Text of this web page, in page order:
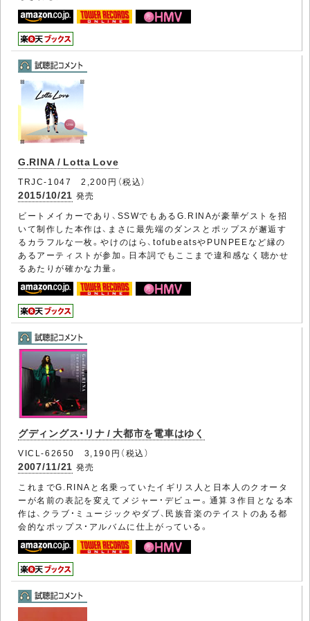
G.RINA / Lotta Love
TRJC-1047 2,200円（税込）
2015/10/21 発売
ビートメイカーであり、SSWでもあるG.RINAが豪華ゲストを招
いて制作した本作は、まさに最先端のダンスとポップスが邂逅す
るカラフルな一枚。やけのはら、tofubeatsやPUNPEEなど縁の
あるアーティストが参加。日本詞でもここまで違和感なく聴かせ
るあたりが確かな力量。
グディングス・リナ / 大都市を電車はゆく
VICL-62650 3,190円（税込）
2007/11/21 発売
これまでG.RINAと名乗っていたイギリス人と日本人のクオータ
ーが名前の表記を変えてメジャー・デビュー。通算３作目となる本
作は、クラブ・ミュージックやダブ、民族音楽のテイストのある都
会的なポップス・アルバムに仕上がっている。